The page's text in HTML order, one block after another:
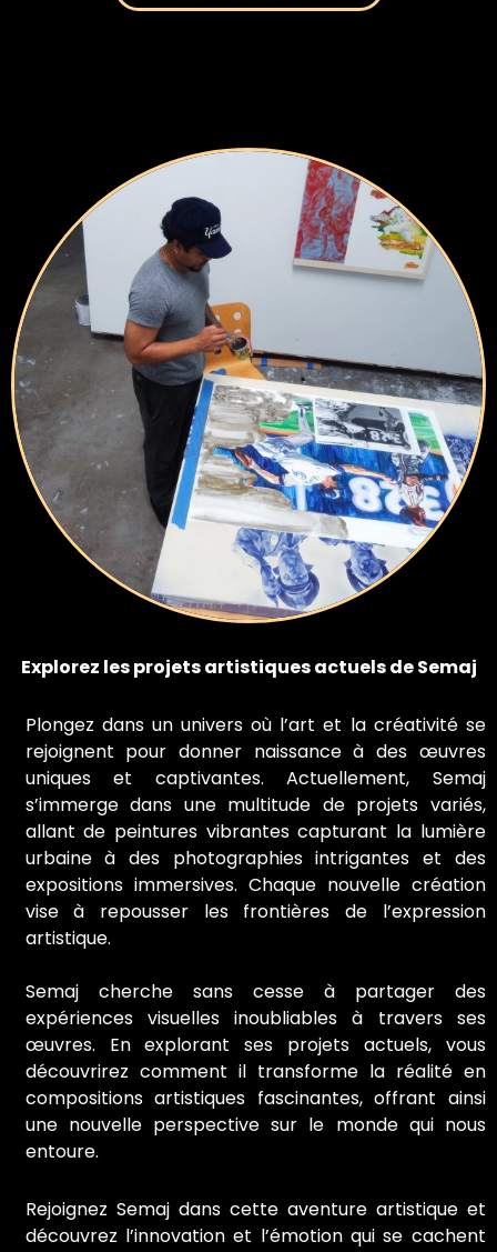
Explorez les projets artistiques actuels de Semaj
Plongez dans un univers où l’art et la créativité se
rejoignent pour donner naissance à des œuvres
uniques et captivantes. Actuellement, Semaj
s’immerge dans une multitude de projets variés,
allant de peintures vibrantes capturant la lumière
urbaine à des photographies intrigantes et des
expositions immersives. Chaque nouvelle création
vise à repousser les frontières de l’expression
artistique.
Semaj cherche sans cesse à partager des
expériences visuelles inoubliables à travers ses
œuvres. En explorant ses projets actuels, vous
découvrirez comment il transforme la réalité en
compositions artistiques fascinantes, offrant ainsi
une nouvelle perspective sur le monde qui nous
entoure.
Rejoignez Semaj dans cette aventure artistique et
découvrez l’innovation et l’émotion qui se cachent